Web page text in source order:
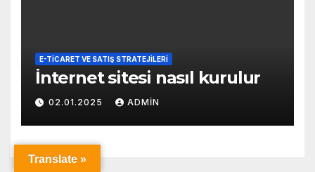
E-TICARET VE SATIŞ STRATEJILERI
İnternet sitesi nasıl kurulur
02.01.2025 ADMIN
Translate »